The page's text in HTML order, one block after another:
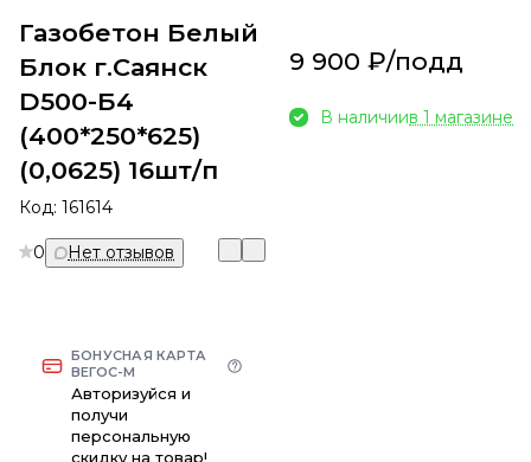
Газобетон Белый
Блок г.Саянск
D500-Б4
(400*250*625)
(0,0625) 16шт/п
Код: 161614
0 Нет отзывов
БОНУСНАЯ КАРТА
ВЕГОС-М
Авторизуйся и
получи
персональную
скидку на товар!
9 900 ₽/подд
В наличиив 1 магазине